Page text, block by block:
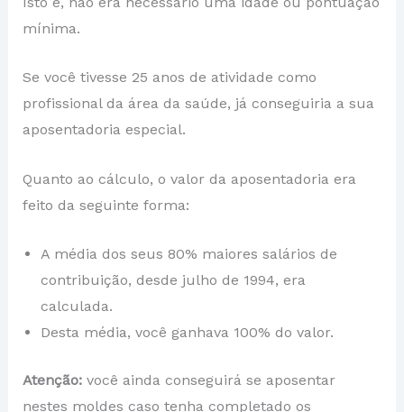
mínima.
Se você tivesse 25 anos de atividade como
profissional da área da saúde, já conseguiria a sua
aposentadoria especial.
Quanto ao cálculo, o valor da aposentadoria era
feito da seguinte forma:
A média dos seus 80% maiores salários de
contribuição, desde julho de 1994, era
calculada.
Desta média, você ganhava 100% do valor.
Atenção:você ainda conseguirá se aposentar
nestes moldes caso tenha completado os